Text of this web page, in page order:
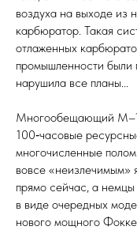
воздуха на выходе из
карбюратор. Такая
отлаженных
промышленности были
нарушила все планы...
Многообещающий
100‑часовые
многочисленные
вовсе «неизлечимым»
прямо сейчас, а
в виде очередных
нового мощного